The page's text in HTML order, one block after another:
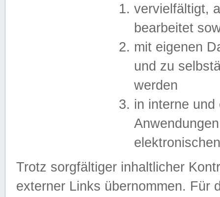
vervielfältigt,
bearbeitet
mit eigenen
und zu
werden
in interne
Trotz sorgfältiger inhaltlicher
externer Links übernommen. Für